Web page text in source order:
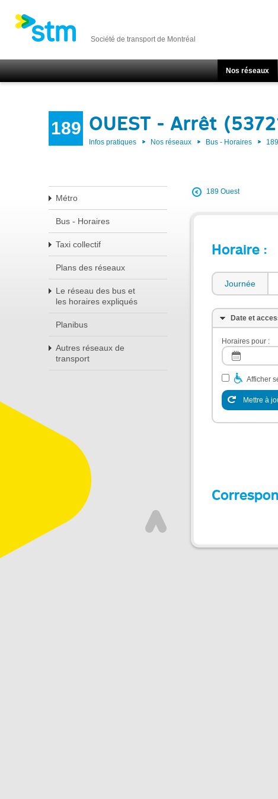
Société de transport de Montréal
Nos réseaux
189 OUEST - Arrêt
Infos pratiques Nos réseaux Bus - Horaires
Métro
Bus - Horaires
Taxi collectif
Plans des réseaux
Le réseau des bus et
les horaires expliqués
Planibus
Autres réseaux de
transport
189 Ouest
Horaire :
Journée
Date et
Horaires pour :
Afficher
Mettre à